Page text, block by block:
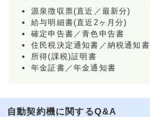
源泉徴収票(直近／最新分)
給与明細書(直近2ヶ月分)
確定申告書／青色申告書
住民税決定通知書／納税通知書
所得(課税)証明書
年金証書／年金通知書
自動契約機に関するQ&A